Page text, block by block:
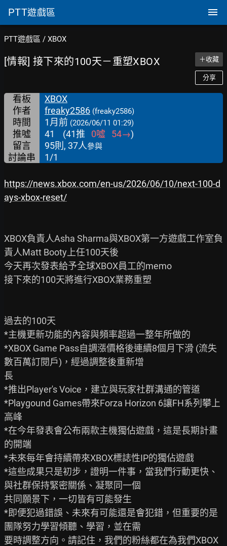
PTT遊戲區
PTT遊戲區 / XBOX
[情報] 接下來的100天－重塑XBOX ＋收藏
分享
看板
XBOX
作者
freaky2586 (freaky2586)
時間 1月前 (2026/06/11 01:29)
推噓 41 (41推 0噓 54→)
留言
95則, 37人參與
討論串 1/1
https://news.xbox.com/en-us/2026/06/10/next-100-d
ays-xbox-reset/
XBOX負責人Asha Sharma與XBOX第一方遊戲工作室負
責人Matt Booty上任100天後
今天再次發表給予全球XBOX員工的memo
接下來的100天將進行XBOX業務重塑
過去的100天
*主機更新功能的內容與頻率超過一整年所做的
*XBOX Game Pass自調漲價格後連續8個月下滑 (流失
數百萬訂閱戶)，經過調整後重新增
長
*推出Player's Voice，建立與玩家社群溝通的管道
*Playgound Games帶來Forza Horizon 6讓FH系列攀上
高峰
*在今年發表會公布兩款主機獨佔遊戲，這是長期計畫
的開端
*未來每年會持續帶來XBOX標誌性IP的獨佔遊戲
*這些成果只是初步，證明一件事，當我們行動更快、
與社群保持緊密關係、凝聚同一個
共同願景下，一切皆有可能發生
*即便犯過錯誤、未來有可能還是會犯錯，但重要的是
團隊努力學習傾聽、學習，並在需
要時調整方向。請記住，我們的粉絲都在為我們XBOX